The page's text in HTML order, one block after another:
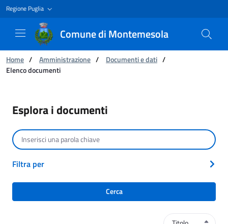
Regione Puglia
Comune di Montemesola
Ti trovi in:
Home / Amministrazione / Documenti e dati /
Elenco documenti
Esplora i documenti
Ordinamento
Cerca per testo
Filtra per
Cerca